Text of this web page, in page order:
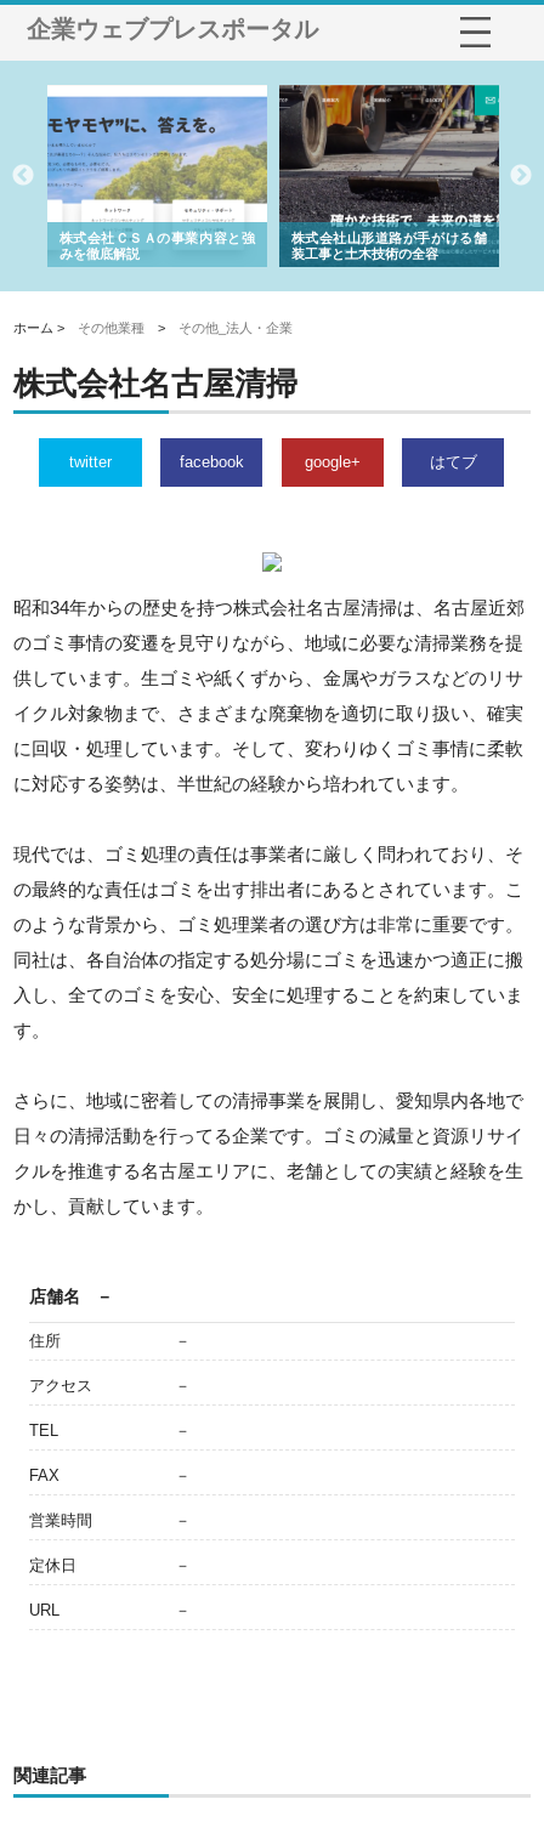
企業ウェブプレスポータル
株式会社ＣＳＡの事業内容と強
みを徹底解説
株式会社山形道路が手がける舗
装工事と土木技術の全容
ホーム > その他業種 > その他_法人・企業
株式会社名古屋清掃
twitter facebook google+ はてブ
昭和34年からの歴史を持つ株式会社名古屋清掃は、名古屋近郊
のゴミ事情の変遷を見守りながら、地域に必要な清掃業務を提
供しています。生ゴミや紙くずから、金属やガラスなどのリサ
イクル対象物まで、さまざまな廃棄物を適切に取り扱い、確実
に回収・処理しています。そして、変わりゆくゴミ事情に柔軟
に対応する姿勢は、半世紀の経験から培われています。
現代では、ゴミ処理の責任は事業者に厳しく問われており、そ
の最終的な責任はゴミを出す排出者にあるとされています。こ
のような背景から、ゴミ処理業者の選び方は非常に重要です。
同社は、各自治体の指定する処分場にゴミを迅速かつ適正に搬
入し、全てのゴミを安心、安全に処理することを約束していま
す。
さらに、地域に密着しての清掃事業を展開し、愛知県内各地で
日々の清掃活動を行ってる企業です。ゴミの減量と資源リサイ
クルを推進する名古屋エリアに、老舗としての実績と経験を生
かし、貢献しています。
店舗名 －
住所 －
アクセス －
TEL －
FAX －
営業時間 －
定休日 －
URL －
関連記事